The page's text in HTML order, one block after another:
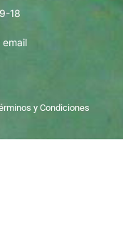
18
y Condiciones